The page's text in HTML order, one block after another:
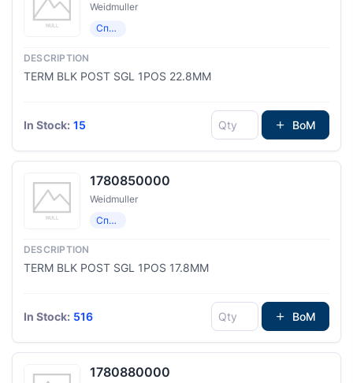
Weidmuller
Специализированный
TERM BLK POST SGL 1POS 22.8MM
In Stock: 15 BoM
1780850000
Weidmuller
Специализированный
TERM BLK POST SGL 1POS 17.8MM
In Stock: 516 BoM
1780880000